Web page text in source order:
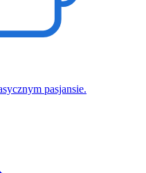
pasjansie.